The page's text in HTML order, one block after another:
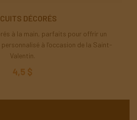
DÉCORÉS
à la main, parfaits pour offrir un
à l’occasion de la Saint-
Valentin.
4,5 $